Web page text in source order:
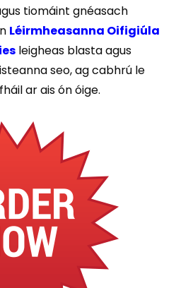
tiomáint gnéasach
Léirmheasanna Oifigiúla
leigheas blasta agus
seo, ag cabhrú le
ar ais ón óige.